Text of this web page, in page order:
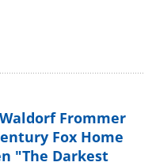
Frommer
Fox Home
"The Darkest